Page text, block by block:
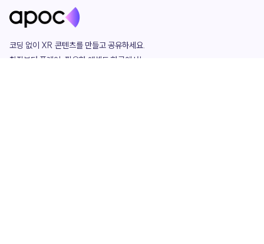
코딩 없이 XR 콘텐츠를 만들고 공유하세요.
창작부터 플레이, 필요한 애셋도 한곳에서!